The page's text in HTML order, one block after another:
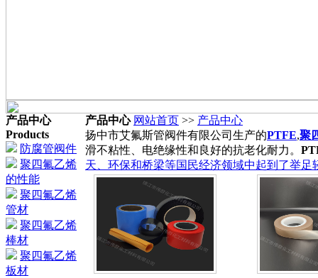
产品中心
Products
防腐管阀件
聚四氟乙烯
的性能
聚四氟乙烯
管材
聚四氟乙烯
棒材
聚四氟乙烯
板材
产品中心 网站首页 >> 产品中心
扬中市艾氟斯管阀件有限公司生产的PTFE,聚
滑不粘性、电绝缘性和良好的抗老化耐力。
天、环保和桥梁等国民经济领域中起到了举